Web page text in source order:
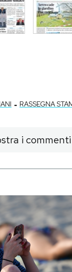
- RASSEGNA
i commenti